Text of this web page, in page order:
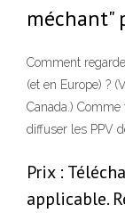
méchant"
Comment
(et en Europe) ?
Canada.)
diffuser les PPV
Prix :
applicable.